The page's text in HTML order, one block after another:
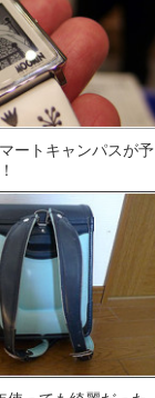
ートキャンパスが予